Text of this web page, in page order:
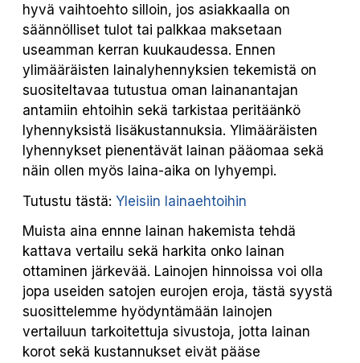
hyvä vaihtoehto silloin, jos asiakkaalla on
säännölliset tulot tai palkkaa maksetaan
useamman kerran kuukaudessa. Ennen
ylimääräisten lainalyhennyksien tekemistä on
suositeltavaa tutustua oman lainanantajan
antamiin ehtoihin sekä tarkistaa peritäänkö
lyhennyksistä lisäkustannuksia. Ylimääräisten
lyhennykset pienentävät lainan pääomaa sekä
näin ollen myös laina-aika on lyhyempi.
Tutustu tästä: Yleisiin lainaehtoihin
Muista aina ennne lainan hakemista tehdä
kattava vertailu sekä harkita onko lainan
ottaminen järkevää. Lainojen hinnoissa voi olla
jopa useiden satojen eurojen eroja, tästä syystä
suosittelemme hyödyntämään lainojen
vertailuun tarkoitettuja sivustoja, jotta lainan
korot sekä kustannukset eivät pääse